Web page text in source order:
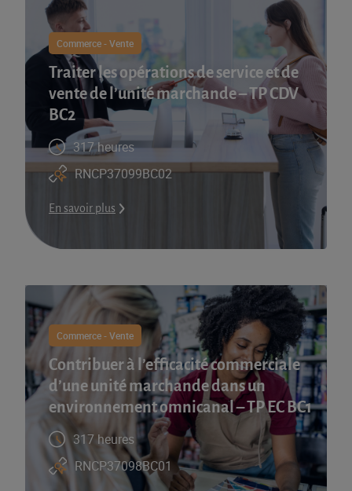
Commerce - Vente
Traiter les opérations de service et de
vente de l’unité marchande – TP CDV
BC2
317 heures
RNCP37099BC02
En savoir plus
Commerce - Vente
Contribuer à l’efficacité commerciale
d’une unité marchande dans un
environnement omnicanal – TP EC BC1
317 heures
RNCP37098BC01